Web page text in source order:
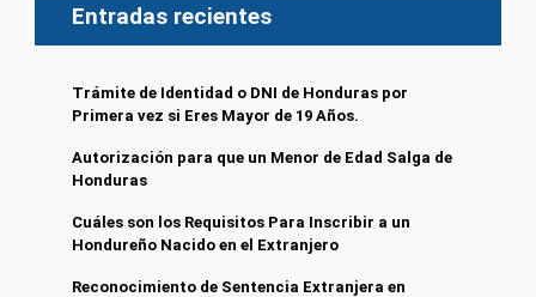
Entradas recientes
Trámite de Identidad o DNI de Honduras por
Primera vez si Eres Mayor de 19 Años.
Autorización para que un Menor de Edad Salga de
Honduras
Cuáles son los Requisitos Para Inscribir a un
Hondureño Nacido en el Extranjero
Reconocimiento de Sentencia Extranjera en